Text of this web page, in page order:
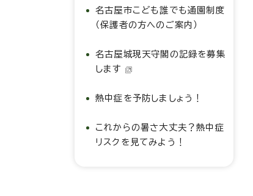
名古屋市こども誰でも通園制度
（保護者の方へのご案内）
名古屋城現天守閣の記録を募集
します
熱中症を予防しましょう！
これからの暑さ大丈夫？熱中症
リスクを見てみよう！